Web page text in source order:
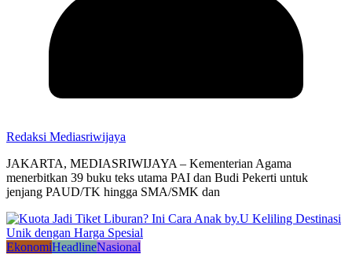
Redaksi Mediasriwijaya
JAKARTA, MEDIASRIWIJAYA – Kementerian Agama
menerbitkan 39 buku teks utama PAI dan Budi Pekerti untuk
jenjang PAUD/TK hingga SMA/SMK dan
EkonomiHeadlineNasional